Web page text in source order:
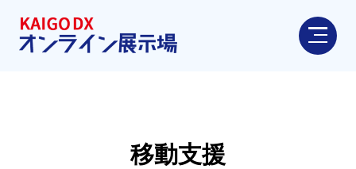
移動支援